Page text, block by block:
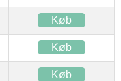
Køb
Køb
Køb